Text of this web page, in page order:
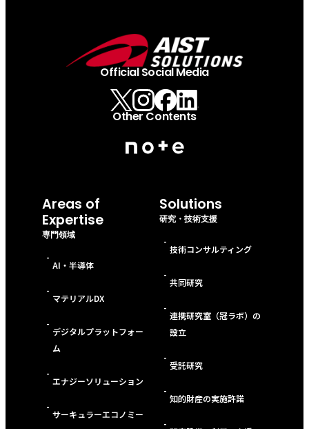
Official Social Media
Other Contents
Areas of
Expertise
専門領域
-
AI・半導体
-
マテリアルDX
-
デジタルプラットフォー
ム
-
エナジーソリューション
-
サーキュラーエコノミー
Solutions
研究・技術支援
-
技術コンサルティング
-
共同研究
-
連携研究室（冠ラボ）の
設立
-
受託研究
-
知的財産の実施許諾
-